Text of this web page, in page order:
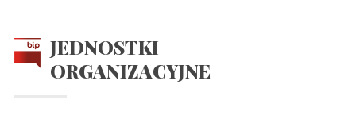
JEDNOSTKI
ORGANIZACYJNE